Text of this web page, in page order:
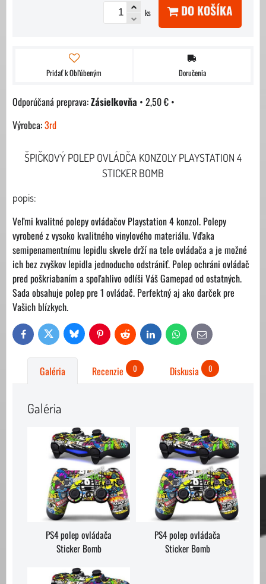
ks DO KOŠÍKA
Pridať k Obľúbeným Doručenia
Zásielkovňa • 2,50 € •
Výrobca:3rd
ŠPIČKOVÝ POLEP OVLÁDČA KONZOLY PLAYSTATION 4
STICKER BOMB
popis:
Veľmi kvalitné polepy ovládačov Playstation 4 konzol. Polepy
vyrobené z vysoko kvalitného vinylového materiálu. Vďaka
semipenamentnímu lepidlu skvele drží na tele ovládača a je možné
ich bez zvyškov lepidla jednoducho odstrániť. Polep ochráni ovládač
pred poškriabaním a spoľahlivo odlíši Váš Gamepad od ostatných.
Sada obsahuje polep pre 1 ovládač. Perfektný aj ako darček pre
Vašich blízkych.
FacebookTwitter Bluesky PinterestReddit LinkedIn WhatsAppE-
mail
Galéria Recenzie 0 Diskusia 0
Galéria
PS4 polep ovládača
Sticker Bomb
PS4 polep ovládača
Sticker Bomb